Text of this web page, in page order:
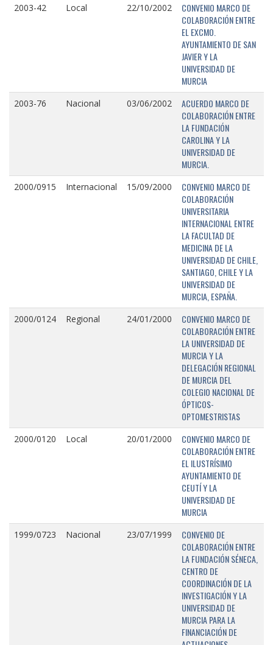
2003-42 Local 22/10/2002
CONVENIO MARCO DE
COLABORACIÓN ENTRE
EL EXCMO.
AYUNTAMIENTO DE SAN
JAVIER Y LA
UNIVERSIDAD DE
MURCIA
2003-76 Nacional 03/06/2002
ACUERDO MARCO DE
COLABORACIÓN ENTRE
LA FUNDACIÓN
CAROLINA Y LA
UNIVERSIDAD DE
MURCIA.
2000/0915 Internacional 15/09/2000
CONVENIO MARCO DE
COLABORACIÓN
UNIVERSITARIA
INTERNACIONAL ENTRE
LA FACULTAD DE
MEDICINA DE LA
UNIVERSIDAD DE CHILE,
SANTIAGO, CHILE Y LA
UNIVERSIDAD DE
MURCIA, ESPAÑA.
2000/0124 Regional 24/01/2000
CONVENIO MARCO DE
COLABORACIÓN ENTRE
LA UNIVERSIDAD DE
MURCIA Y LA
DELEGACIÓN REGIONAL
DE MURCIA DEL
COLEGIO NACIONAL DE
ÓPTICOS-
OPTOMESTRISTAS
2000/0120 Local 20/01/2000
CONVENIO MARCO DE
COLABORACIÓN ENTRE
EL ILUSTRÍSIMO
AYUNTAMIENTO DE
CEUTÍ Y LA
UNIVERSIDAD DE
MURCIA
1999/0723 Nacional 23/07/1999
CONVENIO DE
COLABORACIÓN ENTRE
LA FUNDACIÓN SÉNECA,
CENTRO DE
COORDINACIÓN DE LA
INVESTIGACIÓN Y LA
UNIVERSIDAD DE
MURCIA PARA LA
FINANCIACIÓN DE